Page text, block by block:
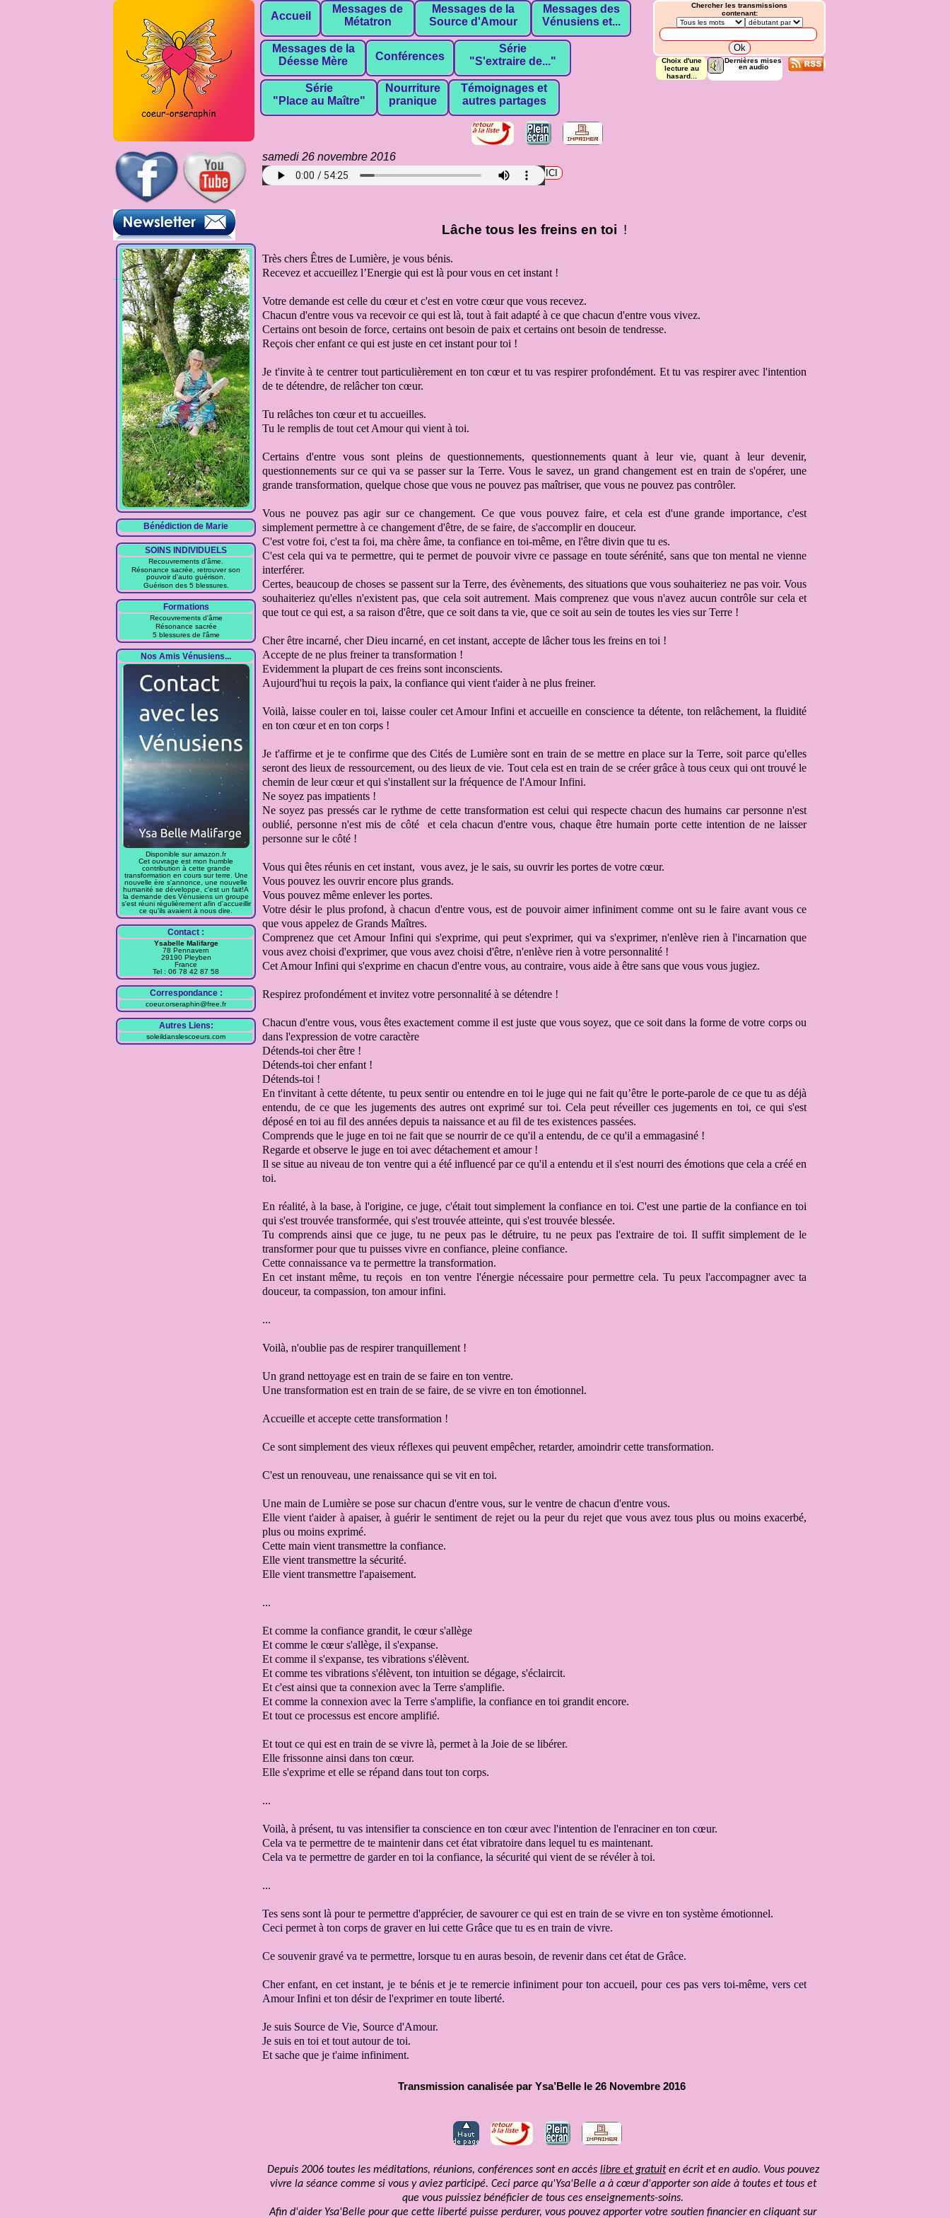
Bénédiction de Marie
SOINS INDIVIDUELS
Recouvrements d'âme.
Résonance sacrée, retrouver son
pouvoir d'auto guérison.
Guérison des 5 blessures.
Formations
Recouvrements d'âme
Résonance sacrée
5 blessures de l'âme
Nos Amis Vénusiens...
Disponible sur amazon.fr
Cet ouvrage est mon humble
contribution à cette grande
transformation en cours sur terre. Une
nouvelle ère s'annonce, une nouvelle
humanité se développe, c'est un fait!A
la demande des Vénusiens un groupe
s'est réuni régulièrement afin d'accueillir
ce qu'ils avaient à nous dire.
Contact :
Ysabelle Malifarge
78 Pennavern
29190 Pleyben
France
Tel : 06 78 42 87 58
Correspondance :
coeur.orseraphin@free.fr
Autres Liens:
soleildanslescoeurs.com
Chercher les transmissions
contenant:
Choix d'une
lecture au
hasard...
Dernières mises
en audio
Accueil
Messages de
Métatron
Messages de la
Source d'Amour
Messages des
Vénusiens et...
Messages de la
Déesse Mère
Conférences
Série
"S'extraire de..."
Série
"Place au Maître"
Nourriture
pranique
Témoignages et
autres partages
samedi 26 novembre 2016
Pour télécharger le fichier audio en format mp3 cliquez
Lâche tous les freins en toi !
Très chers Êtres de Lumière, je vous bénis.
Recevez et accueillez l’Energie qui est là pour vous en cet instant !
Votre demande est celle du cœuret c'est en votre cœur que vous recevez.
Chacun d'entre vous va recevoir ce qui est là, tout à fait adapté à ce que chacun d'entre vous vivez.
Certains ont besoin de force, certains ont besoin de paix et certains ont besoin de tendresse.
Reçois cher enfant ce qui est juste en cet instant pour toi !
Je t'invite à te centrer tout particulièrement en ton cœur et tu vas respirer profondément. Et tu vas respirer avec l'intention
de te détendre, de relâcher ton cœur.
Tu relâches ton cœur et tu accueilles.
Tu le remplis de tout cet Amour qui vient à toi.
Certains d'entre vous sont pleins de questionnements, questionnements quant à leur vie,quant à leur devenir,
questionnements sur ce qui va se passer sur la Terre. Vous le savez, un grand changement est en train de s'opérer, une
grande transformation, quelque chose que vous ne pouvez pas maîtriser, que vous ne pouvez pas contrôler.
Vous ne pouvez pas agir sur ce changement. Ce que vous pouvez faire,et cela est d'une grande importance,c'est
simplement permettre à ce changement d'être, de se faire, de s'accompliren douceur.
C'est votre foi, c'est ta foi, ma chère âme, ta confiance en toi-même, en l'être divin que tu es.
C'est cela qui va te permettre, qui te permet de pouvoir vivre ce passage en toute sérénité, sans que tonmental ne vienne
interférer.
Certes, beaucoup de choses se passent sur la Terre, des évènements, des situationsque vous souhaiteriez ne pas voir. Vous
souhaiteriez qu'elles n'existent pas, que cela soit autrement. Mais comprenez que vous n'avez aucun contrôle sur celaet
que tout ce qui est, a sa raison d'être, que ce soit dans ta vie, que ce soit au sein de toutes les vies sur Terre !
Cher être incarné, cher Dieu incarné, en cet instant, accepte de lâcher tous les freins en toi !
Accepte de ne plus freiner ta transformation !
Evidemment la plupart de ces freins sont inconscients.
Aujourd'hui tu reçois la paix, la confiance qui vient t'aider à ne plus freiner.
Voilà, laisse couler en toi, laisse couler cet Amour Infini et accueille en conscience ta détente, ton relâchement, la fluidité
en ton cœur et en ton corps !
Je t'affirme et je te confirme que des Cités de Lumière sont en train de se mettre en place sur la Terre, soit parce qu'elles
seront des lieux de ressourcement, ou des lieux de vie. Tout cela est en train de se créer grâce à tous ceux qui ont trouvé le
chemin de leur cœuret qui s'installent sur la fréquence de l'Amour Infini.
Ne soyez pas impatients !
Ne soyez pas pressés car le rythme de cette transformationest celui qui respecte chacundes humains car personnen'est
oublié, personne n'est mis de côté
et cela chacun d'entre vous, chaque être humain porte cette intention de ne laisser
personne sur le côté !
Vous qui êtes réunis en cet instant, vous avez, je le sais, su ouvrir les portes de votre cœur.
Vous pouvez les ouvrir encore plus grands.
Vous pouvez même enlever les portes.
Votre désir le plus profond, à chacun d'entre vous,est de pouvoir aimer infinimentcomme ont su le faire avant vous ce
que vous appelez de Grands Maîtres.
Comprenez que cet Amour Infiniqui s'exprime, qui peut s'exprimer, qui va s'exprimer, n'enlève rienà l'incarnation que
vous avez choisi d'exprimer, que vous avez choisi d'être, n'enlève rien à votre personnalité !
Cet Amour Infini qui s'exprime en chacun d'entre vous, au contraire, vous aide à être sans que vous vous jugiez.
Respirez profondément et invitez votre personnalité à se détendre !
Chacun d'entre vous, vous êtes exactement comme il est juste que vous soyez, que ce soit dans la forme de votre corps ou
dans l'expression de votre caractère
Détends-toi cher être !
Détends-toi cher enfant !
Détends-toi !
En t'invitant à cette détente, tu peux sentir ou entendre en toi le jugequi ne fait qu’être le porte-parole de ce que tu as déjà
entendu, de ce que les jugements des autresont exprimé sur toi. Cela peutréveiller ces jugements en toi, ce quis'est
déposé en toi au fil des années depuis ta naissance et au fil de tes existences passées.
Comprends que le juge en toi ne fait que se nourrirde ce qu'il a entendu, de ce qu'il a emmagasiné !
Regarde et observe le juge en toi avec détachement et amour !
Il se situe au niveaude ton ventrequi a été influencé par ce qu'il a entenduet il s'est nourri des émotions que cela a créé en
toi.
En réalité, à la base,à l'origine, ce juge, c'était tout simplement la confiance en toi. C'est une partie de la confiance en toi
qui s'est trouvée transformée, qui s'est trouvée atteinte, qui s'est trouvée blessée.
Tu comprends ainsi que ce juge, tu ne peux pas le détruire, tu ne peux pas l'extraire de toi. Il suffit simplement de le
transformerpour que tu puisses vivre en confiance, pleine confiance.
Cette connaissance va te permettre la transformation.
En cet instant même, tu reçois
en ton ventre l'énergie nécessaire pour permettre cela. Tu peux l'accompagner avec ta
douceur, ta compassion, ton amour infini.
...
Voilà, n'oublie pas de respirer tranquillement !
Un grand nettoyage est en train de se faire en ton ventre.
Une transformation est en train de se faire, de se vivre en ton émotionnel.
Accueille et accepte cette transformation !
Ce sont simplement des vieux réflexes qui peuvent empêcher, retarder, amoindrir cette transformation.
C'est un renouveau, une renaissance qui se vit en toi.
Une main de Lumière se pose sur chacun d'entre vous, sur le ventre de chacun d'entre vous.
Elle vient t'aider à apaiser, à guérir le sentiment de rejet ou la peur du rejet que vous avez tous plus ou moinsexacerbé,
plus ou moins exprimé.
Cette main vient transmettre la confiance.
Elle vient transmettre la sécurité.
Elle vient transmettre l'apaisement.
...
Et comme la confiance grandit, le cœur s'allège
Et comme le cœur s'allège, il s'expanse.
Et comme il s'expanse, tes vibrations s'élèvent.
Et comme tes vibrations s'élèvent, ton intuition se dégage, s'éclaircit.
Et c'est ainsi que ta connexion avec la Terre s'amplifie.
Et comme la connexion avec la Terre s'amplifie, la confiance en toi grandit encore.
Et tout ce processus est encore amplifié.
Et tout ce qui est en train de se vivre là, permet à la Joie de se libérer.
Elle frissonne ainsi dans ton cœur.
Elle s'exprime et elle se répand dans tout ton corps.
...
Voilà, à présent, tu vas intensifier ta conscience en ton cœuravec l'intention de l'enraciner en ton cœur.
Cela va te permettre de te maintenirdans cet état vibratoire dans lequel tu es maintenant.
Cela va te permettre de garder en toi la confiance, la sécurité qui vient de se révéler à toi.
...
Tes sens sont là pour te permettre d'apprécier, de savourer ce qui est en train de se vivre en ton système émotionnel.
Ceci permet à ton corps de graver en lui cette Grâce que tu es en train de vivre.
Ce souvenir gravé va te permettre, lorsque tu en auras besoin, de revenirdans cet état de Grâce.
Cher enfant, en cet instant,je te bénis et je te remercie infiniment pourton accueil, pour ces pas vers toi-même, vers cet
AmourInfini et ton désir de l'exprimer en toute liberté.
Je suis Source de Vie, Source d'Amour.
Je suis en toi et tout autour de toi.
Et sache que je t'aime infiniment.
Transmission canalisée par Ysa’Belle le 26 Novembre 2016
Depuis 2006 toutes les méditations, réunions, conférences sont en accès libre et gratuiten écrit et en audio. Vous pouvez
vivre la séance comme si vous y aviez participé. Ceci parce qu'Ysa'Belle a à cœur d'apporter son aide à toutes et tous et
que vous puissiez bénéficier de tous ces enseignements-soins.
Afin d'aider Ysa'Belle pour que cette liberté puisse perdurer, vous pouvez apporter votre soutien financier en cliquant sur